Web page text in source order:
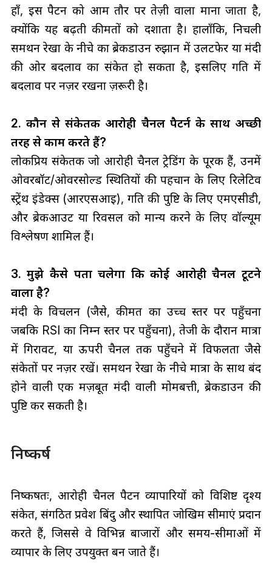
हाँ, इस पैटर्न को आम तौर पर तेज़ी वाला माना जाता है,
क्योंकि यह बढ़ती कीमतों को दर्शाता है। हालाँकि, निचली
समर्थन रेखा के नीचे का ब्रेकडाउन रुझान में उलटफेर या मंदी
की ओर बदलाव का संकेत हो सकता है, इसलिए गति में
बदलाव पर नज़र रखना ज़रूरी है।
2. कौन से संकेतक आरोही चैनल पैटर्न के साथ अच्छी
तरह से काम करते हैं?
लोकप्रिय संकेतक जो आरोही चैनल ट्रेडिंग के पूरक हैं, उनमें
ओवरबॉट/ओवरसोल्ड स्थितियों की पहचान के लिए रिलेटिव
स्ट्रेंथ इंडेक्स (आरएसआई), गति की पुष्टि के लिए एमएसीडी,
और ब्रेकआउट या रिवर्सल को मान्य करने के लिए वॉल्यूम
विश्लेषण शामिल हैं।
3. मुझे कैसे पता चलेगा कि कोई आरोही चैनल टूटने
वाला है?
मंदी के विचलन (जैसे, कीमत का उच्च स्तर पर पहुँचना
जबकि RSI का निम्न स्तर पर पहुँचना), तेजी के दौरान मात्रा
में गिरावट, या ऊपरी चैनल तक पहुँचने में विफलता जैसे
संकेतों पर नज़र रखें। समर्थन रेखा के नीचे मात्रा के साथ बंद
होने वाली एक मज़बूत मंदी वाली मोमबत्ती, ब्रेकडाउन की
पुष्टि कर सकती है।
निष्कर्ष
निष्कर्षतः, आरोही चैनल पैटर्न व्यापारियों को विशिष्ट दृश्य
संकेत, संगठित प्रवेश बिंदु और स्थापित जोखिम सीमाएं प्रदान
करते हैं, जिससे वे विभिन्न बाजारों और समय-सीमाओं में
व्यापार के लिए उपयुक्त बन जाते हैं।